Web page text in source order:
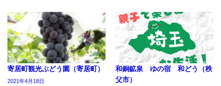
寄居町観光ぶどう園（寄居町）
2021年4月18日
和銅鉱泉 ゆの宿 和どう（秩
父市）